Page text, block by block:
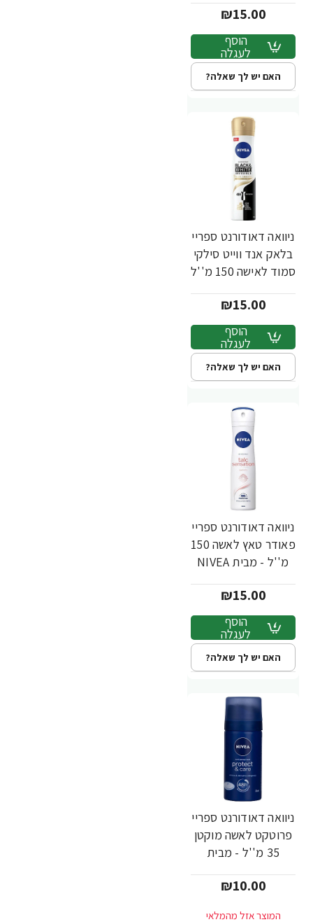
₪15.00
הוסף
לעגלה
האם יש לך שאלה?
ניוואה דאודורנט ספריי
בלאק אנד ווייט סילקי
סמוד לאישה 150 מ''ל
₪15.00
הוסף
לעגלה
האם יש לך שאלה?
ניוואה דאודורנט ספריי
פאודר טאץ לאשה 150
מ''ל - מבית NIVEA
₪15.00
הוסף
לעגלה
האם יש לך שאלה?
ניוואה דאודורנט ספריי
פרוטקט לאשה מוקטן
35 מ''ל - מבית
₪10.00